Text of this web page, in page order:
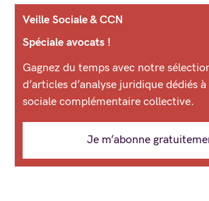
Veille Sociale & CCN
Spéciale avocats !
Gagnez du temps avec notre
d’articles d’analyse juridique dédiés
sociale complémentaire collective.
Je m’abonne